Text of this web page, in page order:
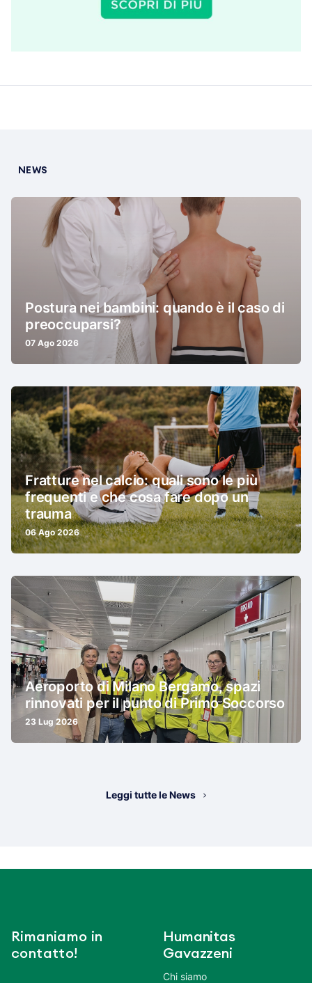
NEWS
Postura nei bambini: quando è il caso di
preoccuparsi?
07 Ago 2026
Fratture nel calcio: quali sono le più
frequenti e che cosa fare dopo un
trauma
06 Ago 2026
Aeroporto di Milano Bergamo, spazi
rinnovati per il punto di Primo Soccorso
23 Lug 2026
Leggi tutte le News
Rimaniamo in
contatto!
Humanitas
Gavazzeni
Chi siamo